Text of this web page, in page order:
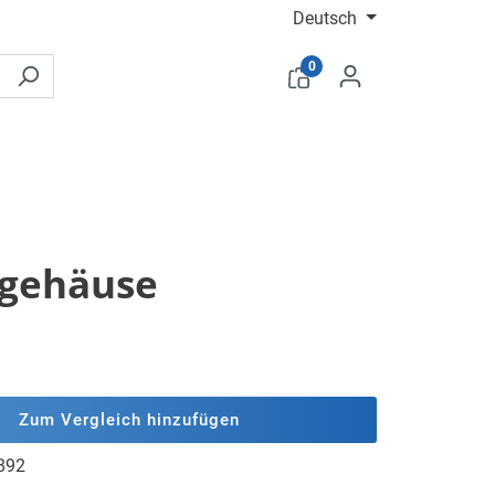
Deutsch
0
Zum Vergleich hinzufügen